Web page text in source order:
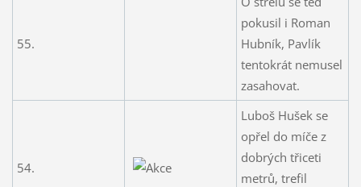
55.
pokusil i Roman
Hubník, Pavlík
tentokrát nemusel
zasahovat.
54.
Luboš Hušek se
opřel do míče z
dobrých třiceti
metrů, trefil